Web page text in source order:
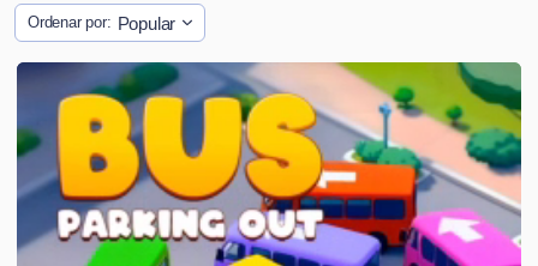
Ordenar por: Popular